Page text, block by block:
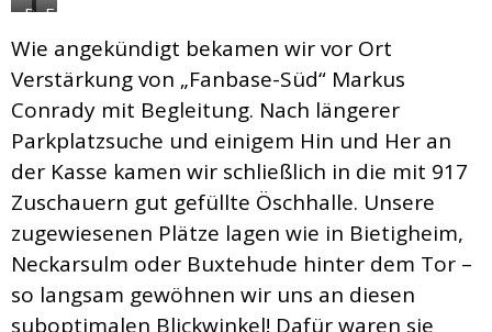
Die
Outletcity
Metzingen
ist
fast
schon
Stadtteil
für
sich.
Ein
bei
Lindt
war
natürlich
ein
Muss
Wie angekündigt bekamen wir vor Ort
Verstärkung von „Fanbase-Süd“ Markus
Conrady mit Begleitung. Nach längerer
Parkplatzsuche und einigem Hin und Her an
der Kasse kamen wir schließlich in die mit 917
Zuschauern gut gefüllte Öschhalle. Unsere
zugewiesenen Plätze lagen wie in Bietigheim,
Neckarsulm oder Buxtehude hinter dem Tor –
so langsam gewöhnen wir uns an diesen
suboptimalen Blickwinkel! Dafür waren sie